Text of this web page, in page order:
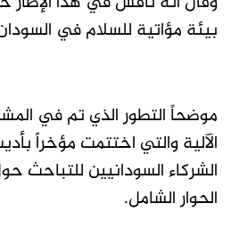
بيئة مؤاتية للسلام في
موضحاً التطور الذي تم في
الآلية والتي اختتمت مؤخراً
الشركاء السودانيين للتباحث
الحوار الشامل.